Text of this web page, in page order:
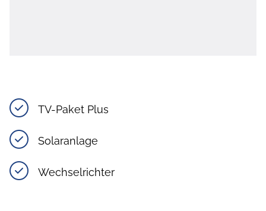
TV-Paket Plus
Solaranlage
Wechselrichter